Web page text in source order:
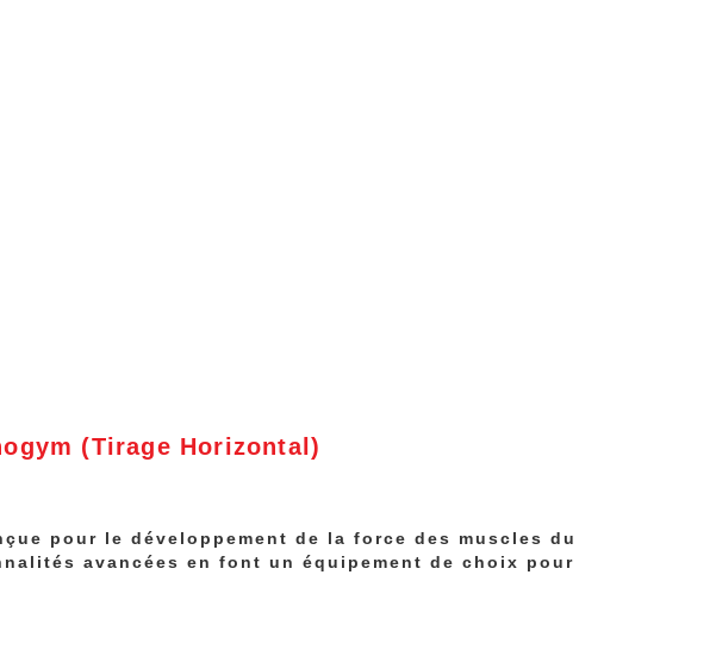
(Tirage Horizontal)
pour le développement de la force des muscles du
avancées en font un équipement de choix pour